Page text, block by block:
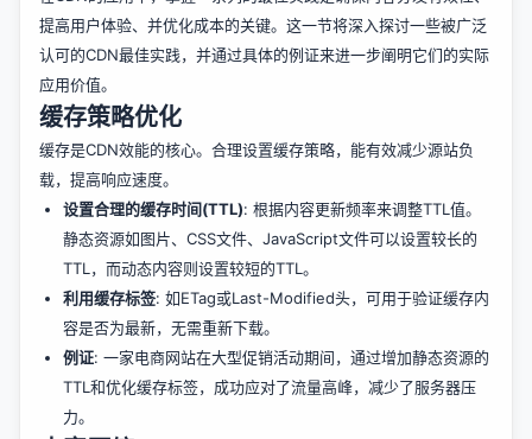
提高用户体验、并优化成本的关键。这一节将深入探讨一些被广泛
认可的CDN最佳实践，并通过具体的例证来进一步阐明它们的实际
应用价值。
缓存策略优化
缓存是CDN效能的核心。合理设置缓存策略，能有效减少源站负
载，提高响应速度。
设置合理的缓存时间(TTL): 根据内容更新频率来调整TTL值。
静态资源如图片、CSS文件、JavaScript文件可以设置较长的
TTL，而动态内容则设置较短的TTL。
利用缓存标签: 如ETag或Last-Modified头，可用于验证缓存内
容是否为最新，无需重新下载。
例证: 一家电商网站在大型促销活动期间，通过增加静态资源的
TTL和优化缓存标签，成功应对了流量高峰，减少了服务器压
力。